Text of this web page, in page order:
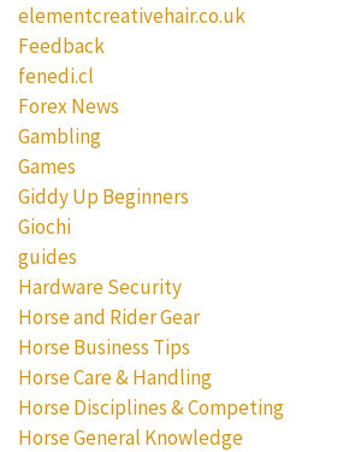
elementcreativehair.co.uk
Feedback
fenedi.cl
Forex News
Gambling
Games
Giddy Up Beginners
Giochi
guides
Hardware Security
Horse and Rider Gear
Horse Business Tips
Horse Care & Handling
Horse Disciplines & Competing
Horse General Knowledge